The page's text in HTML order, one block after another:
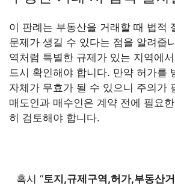
이 판례는 부동산을 거래할 때 법적
문제가 생길 수 있다는 점을 알려줍
역처럼 특별한 규제가 있는 지역에
드시 확인해야 합니다. 만약 허가를
자체가 무효가 될 수 있으니 주의가
매도인과 매수인은 계약 전에 필요
히 검토해야 합니다.
혹시 “토지,규제구역,허가,부동산